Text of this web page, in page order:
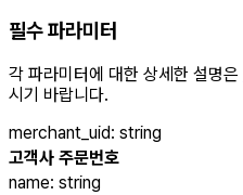
필수 파라미터
각 파라미터에 대한 상세한 설명은
시기 바랍니다.
merchant_uid: string
고객사 주문번호
name: string